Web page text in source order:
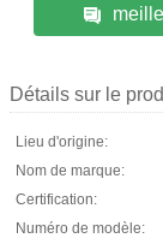
Détails sur le
Lieu d'origine:
Nom de marque:
Certification:
Numéro de modèle: